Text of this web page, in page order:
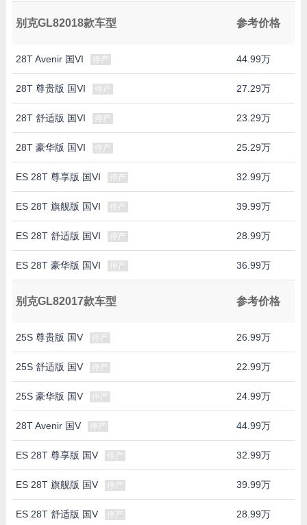
别克GL82018款车型 参考价格
28T Avenir 国VI 停产 44.99万
28T 尊贵版 国VI 停产 27.29万
28T 舒适版 国VI 停产 23.29万
28T 豪华版 国VI 停产 25.29万
ES 28T 尊享版 国VI 停产 32.99万
ES 28T 旗舰版 国VI 停产 39.99万
ES 28T 舒适版 国VI 停产 28.99万
ES 28T 豪华版 国VI 停产 36.99万
别克GL82017款车型 参考价格
25S 尊贵版 国V 停产 26.99万
25S 舒适版 国V 停产 22.99万
25S 豪华版 国V 停产 24.99万
28T Avenir 国V 停产 44.99万
ES 28T 尊享版 国V 停产 32.99万
ES 28T 旗舰版 国V 停产 39.99万
ES 28T 舒适版 国V 停产 28.99万